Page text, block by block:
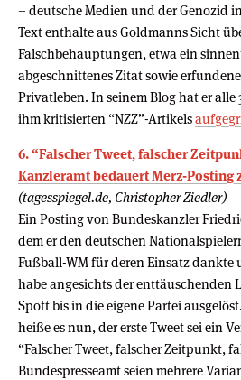
– deutsche Medien und der Genozid
Text enthalte aus Goldmanns Sicht
Falschbehauptungen, etwa ein
abgeschnittenes Zitat sowie
Privatleben. In seinem Blog hat er alle
ihm kritisierten “NZZ”-Artikels
6. “Falscher Tweet, falscher
Kanzleramt bedauert Merz-Posting
(tagesspiegel.de, Christopher Ziedler)
Ein Posting von Bundeskanzler
dem er den deutschen
Fußball-WM für deren Einsatz dankte
habe angesichts der enttäuschenden
Spott bis in die eigene Partei
heiße es nun, der erste Tweet sei ein
“Falscher Tweet, falscher Zeitpunkt,
Bundespresseamt seien mehrere